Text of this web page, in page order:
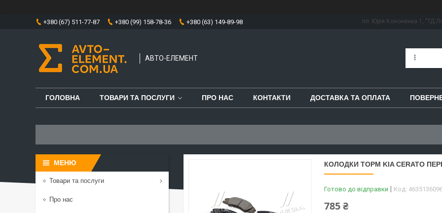
+380 (67) 511-77-87 +380 (99) 158-78-36 +380 (63) 149-89-98 пл. Юрія Кононенка 1, "ТД
АВТО-ЕЛЕМЕНТ
ГОЛОВНА ТОВАРИ ТА ПОСЛУГИ ПРО НАС КОНТАКТИ ДОСТАВКА ТА ОПЛАТА
КОЛОДКИ ТОРМ KIA CERATO
Готово до відправки Код:
785 ₴
Товари та послуги
Про нас